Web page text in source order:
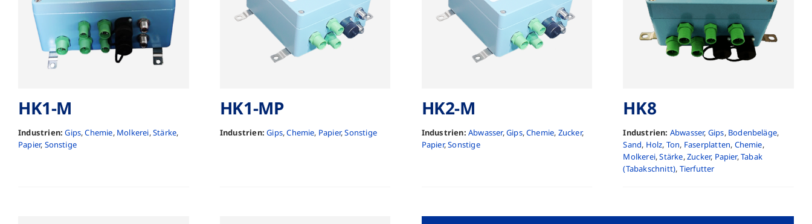
HK1-M
Industrien: Gips,Chemie, Molkerei,Stärke,
Papier, Sonstige
HK1-MP
Industrien: Gips,Chemie, Papier,Sonstige
HK2-M
Industrien: Abwasser,Gips,Chemie, Zucker,
Papier,Sonstige
HK8
Industrien: Abwasser, Gips, Bodenbeläge,
Sand, Holz, Ton, Faserplatten, Chemie,
Molkerei,Stärke,Zucker, Papier,Tabak
(Tabakschnitt), Tierfutter